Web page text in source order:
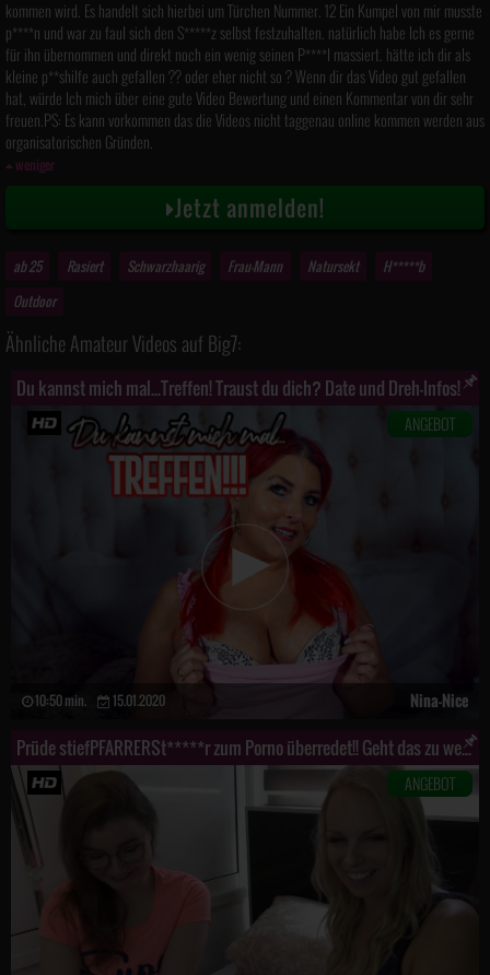
kommen wird. Es handelt sich hierbei um Türchen Nummer. 12 Ein Kumpel von mir musste
p****n und war zu faul sich den S*****z selbst festzuhalten. natürlich habe Ich es gerne
für ihn übernommen und direkt noch ein wenig seinen P****l massiert. hätte ich dir als
kleine p**shilfe auch gefallen ?? oder eher nicht so ? Wenn dir das Video gut gefallen
hat, würde Ich mich über eine gute Video Bewertung und einen Kommentar von dir sehr
freuen.PS: Es kann vorkommen das die Videos nicht taggenau online kommen werden aus
organisatorischen Gründen.
weniger
Jetzt anmelden!
ab 25 Rasiert Schwarzhaarig Frau-Mann Natursekt
H*****b
Outdoor
Ähnliche Amateur Videos auf Big7:
Du kannst mich mal...Treffen! Traust du dich? Date und Dreh-Infos!
ANGEBOT
10:50 min. 15.01.2020 Nina-Nice
Prüde stiefPFARRERSt*****r zum Porno überredet!! Geht das zu weit?
ANGEBOT